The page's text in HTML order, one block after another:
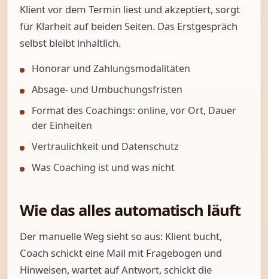
Klient vor dem Termin liest und akzeptiert, sorgt
für Klarheit auf beiden Seiten. Das Erstgespräch
selbst bleibt inhaltlich.
Honorar und Zahlungsmodalitäten
Absage- und Umbuchungsfristen
Format des Coachings: online, vor Ort, Dauer
der Einheiten
Vertraulichkeit und Datenschutz
Was Coaching ist und was nicht
Wie das alles automatisch läuft
Der manuelle Weg sieht so aus: Klient bucht,
Coach schickt eine Mail mit Fragebogen und
Hinweisen, wartet auf Antwort, schickt die